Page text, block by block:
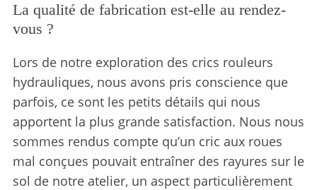
La qualité de fabrication est-elle au rendez-
vous ?
Lors de notre exploration des crics rouleurs
hydrauliques, nous avons pris conscience que
parfois, ce sont les petits détails qui nous
apportent la plus grande satisfaction. Nous nous
sommes rendus compte qu’un cric aux roues
mal conçues pouvait entraîner des rayures sur le
sol de notre atelier, un aspect particulièrement